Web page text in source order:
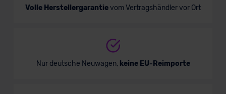
Bald verfügbar
Volle Herstellergarantievom Vertragshändler vor Ort
Nur deutsche Neuwagen, keine EU-Reimporte